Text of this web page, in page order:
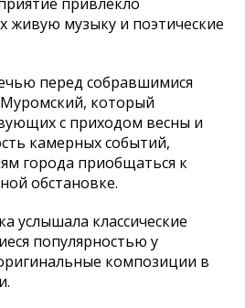
живую музыку и поэтические
перед собравшимися
который
с приходом весны и
камерных событий,
города приобщаться к
обстановке.
услышала классические
популярностью у
композиции в